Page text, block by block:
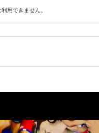
用できません。